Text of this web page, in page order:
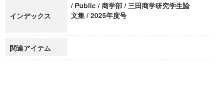
インデックス
/ Public / 商学部 / 三田商学研究学生論
文集 / 2025年度号
関連アイテム